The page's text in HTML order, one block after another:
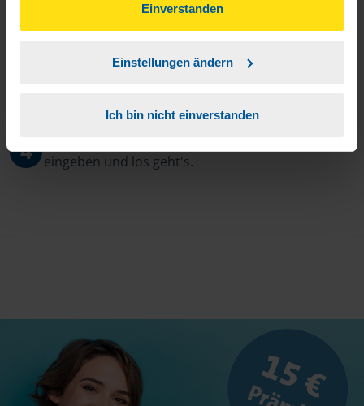
können Sie der Verwendung von Cookies, gemäß
unserer➔ Datenschutzrichtliniezustimmen.
Einverstanden
Einstellungen ändern
Ich bin nicht einverstanden
2
4
eingeben und los geht's.